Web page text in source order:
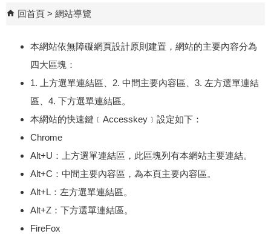
回首頁 網站導覽
本網站依無障礙網頁設計原則建置，網站的主要內容分為
四大區塊：
1. 上方選單連結區、2. 中間主要內容區、3. 左方選單連結
區、4. 下方選單連結區。
本網站的快速鍵﹝Accesskey﹞設定如下：
Chrome
Alt+U：上方選單連結區，此區塊列有本網站主要連結。
Alt+C：中間主要內容區，為本頁主要內容區。
Alt+L：左方選單連結區。
Alt+Z：下方選單連結區。
FireFox